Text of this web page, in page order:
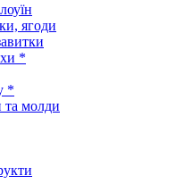
ягоди
*
*
та молди